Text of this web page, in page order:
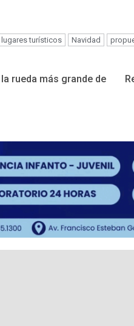
lugares turísticos Navidad
rueda más grande de